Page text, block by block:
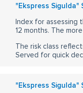
"Ekspress Sigulda"
Index for assessing
12 months. The
The risk class
Served for quick
"Ekspress Sigulda"